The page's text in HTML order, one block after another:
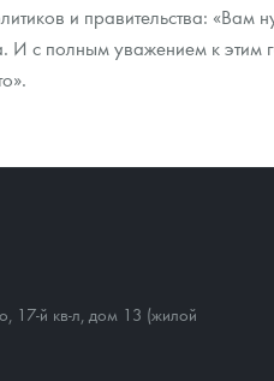
и правительства:
И с полным уважением к этим
17-й кв-л, дом 13 (жилой